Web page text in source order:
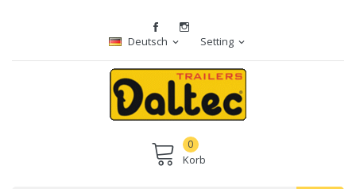
Deutsch expand_more Setting expand_more
0
Korb